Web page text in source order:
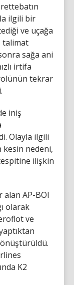
ilgili bir
ve uçağa
talimat
sağa ani
irtifa
tekrar
iniş
Olayla ilgili
kesin nedeni,
ilişkin
alan AP-BOI
olarak
ve
K2